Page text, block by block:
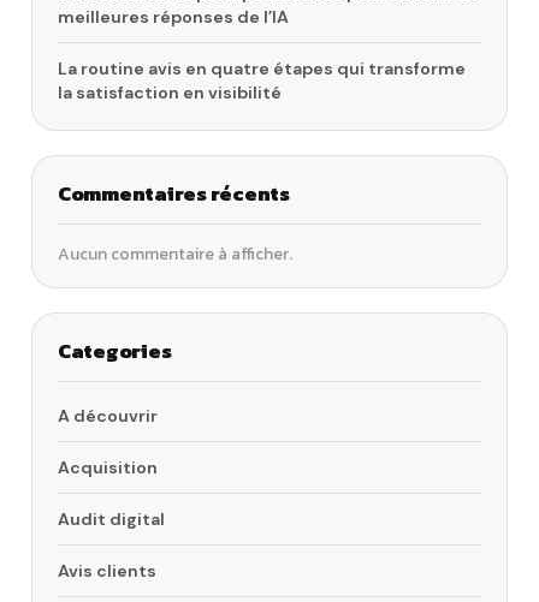
meilleures réponses de l’IA
La routine avis en quatre étapes qui transforme
la satisfaction en visibilité
Commentaires récents
Aucun commentaire à afficher.
Categories
A découvrir
Acquisition
Audit digital
Avis clients